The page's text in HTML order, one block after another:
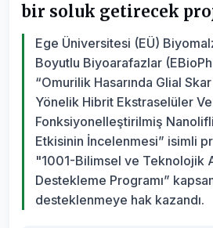
bir soluk getirecek
Ege Üniversitesi (EÜ)
Boyutlu Biyoarafazlar
“Omurilik Hasarında Glial
Yönelik Hibrit Ekstraselüler
Fonksiyonelleştirilmiş
Etkisinin İncelenmesi” isimli
"1001-Bilimsel ve Teknolojik
Destekleme Programı”
desteklenmeye hak kazandı.